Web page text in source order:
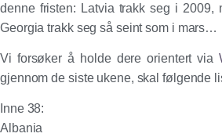
denne fristen: Latvia trakk seg i 2009,
Georgia trakk seg så seint som i mars…
Vi forsøker å holde dere orientert via
gjennom de siste ukene, skal følgende
Inne 38:
Albania